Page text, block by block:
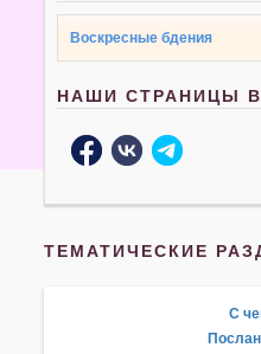
Воскресные бдения
НАШИ СТРАНИЦЫ
ТЕМАТИЧЕСКИЕ
С